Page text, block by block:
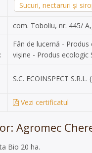
Sucuri, nectaruri și
com. Toboliu, nr. 445/
Fân de lucernă -
vișine - Produs
S.C. ECOINSPECT S.R.L.
Vezi certificatul
Agromec
Bio 20 ha.